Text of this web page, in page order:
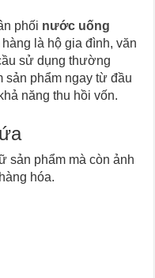
phối nước uống
là hộ gia đình, văn
sử dụng thường
sản phẩm ngay từ đầu
năng thu hồi vốn.
sản phẩm mà còn ảnh
hóa.